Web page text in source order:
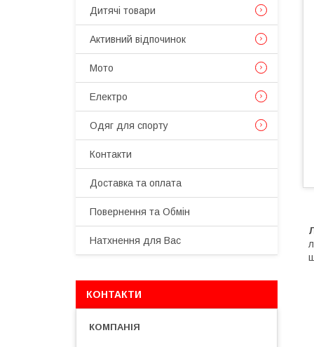
Дитячі товари
Активний відпочинок
Мото
Електро
Одяг для спорту
Контакти
Доставка та оплата
Повернення та Обмін
Натхнення для Вас
КОНТАКТИ